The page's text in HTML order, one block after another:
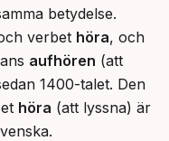
betydelse.
verbet höra, och
aufhören (att
1400-talet. Den
höra (att lyssna) är